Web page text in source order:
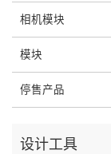
相机模块
模块
停售产品
设计工具